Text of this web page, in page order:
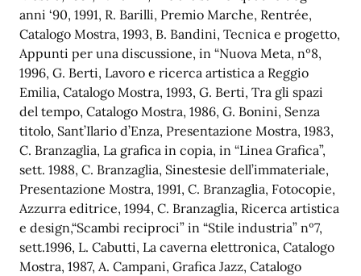
anni ‘90, 1991, R. Barilli, Premio Marche, Rentrée,
Catalogo Mostra, 1993, B. Bandini, Tecnica e progetto,
Appunti per una discussione, in “Nuova Meta, nº8,
1996, G. Berti, Lavoro e ricerca artistica a Reggio
Emilia, Catalogo Mostra, 1993, G. Berti, Tra gli spazi
del tempo, Catalogo Mostra, 1986, G. Bonini, Senza
titolo, Sant’Ilario d’Enza, Presentazione Mostra, 1983,
C. Branzaglia, La grafica in copia, in “Linea Grafica”,
sett. 1988, C. Branzaglia, Sinestesie dell’immateriale,
Presentazione Mostra, 1991, C. Branzaglia, Fotocopie,
Azzurra editrice, 1994, C. Branzaglia, Ricerca artistica
e design,“Scambi reciproci” in “Stile industria” nº7,
sett.1996, L. Cabutti, La caverna elettronica, Catalogo
Mostra, 1987, A. Campani, Grafica Jazz, Catalogo